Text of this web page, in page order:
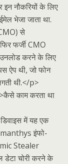
नौकरियों के लिए
भेजा जाता था.
से
फर्जी CMO
करने के लिए
ऐप थी, जो फोन
थी.</p>
काम करता था
में यह एक
इंफो-
Stealer
डेटा चोरी करने के